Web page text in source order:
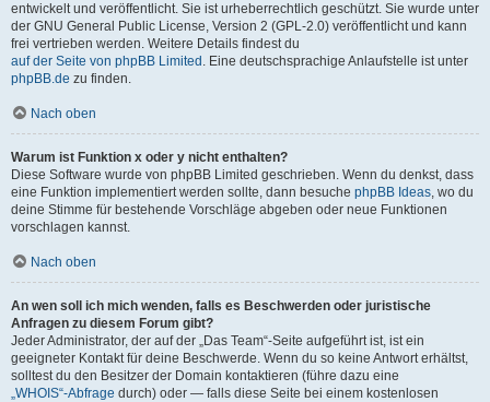
entwickelt und veröffentlicht. Sie ist urheberrechtlich geschützt. Sie wurde unter
der GNU General Public License, Version 2 (GPL-2.0) veröffentlicht und kann
frei vertrieben werden. Weitere Details findest du
auf der Seite von phpBB Limited . Eine deutschsprachige Anlaufstelle ist unter
phpBB.de zu finden.
Nach oben
Warum ist Funktion x oder y nicht enthalten?
Diese Software wurde von phpBB Limited geschrieben. Wenn du denkst, dass
eine Funktion implementiert werden sollte, dann besuche phpBB Ideas, wo du
deine Stimme für bestehende Vorschläge abgeben oder neue Funktionen
vorschlagen kannst.
Nach oben
An wen soll ich mich wenden, falls es Beschwerden oder juristische
Anfragen zu diesem Forum gibt?
Jeder Administrator, der auf der „Das Team“-Seite aufgeführt ist, ist ein
geeigneter Kontakt für deine Beschwerde. Wenn du so keine Antwort erhältst,
solltest du den Besitzer der Domain kontaktieren (führe dazu eine
„WHOIS“-Abfrage durch) oder — falls diese Seite bei einem kostenlosen